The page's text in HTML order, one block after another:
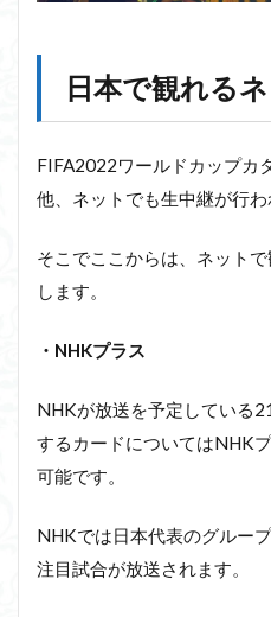
日本で観れる
FIFA2022ワールドカップカ
他、ネットでも生中継が行わ
そこでここからは、ネット
します。
・NHKプラス
NHKが放送を予定している
するカードについてはNHK
可能です。
NHKでは日本代表のグルー
注目試合が放送されます。